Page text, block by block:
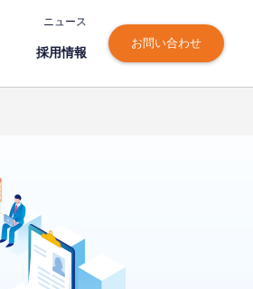
ニュース
採⽤情報
お問い合わせ